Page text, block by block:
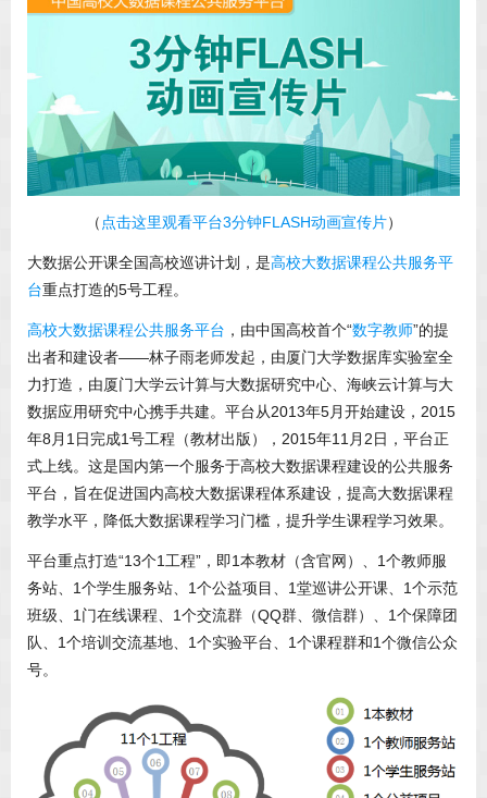
（ 点击这里观看平台3分钟FLASH动画宣传片）
大数据公开课全国高校巡讲计划，是高校大数据课程公共服务平
台重点打造的5号工程。
高校大数据课程公共服务平台 ，由中国高校首个“数字教师”的提
出者和建设者——林子雨老师发起，由厦门大学数据库实验室全
力打造，由厦门大学云计算与大数据研究中心、海峡云计算与大
数据应用研究中心携手共建。平台从2013年5月开始建设，2015
年8月1日完成1号工程（教材出版），2015年11月2日，平台正
式上线。这是国内第一个服务于高校大数据课程建设的公共服务
平台，旨在促进国内高校大数据课程体系建设，提高大数据课程
教学水平，降低大数据课程学习门槛，提升学生课程学习效果。
平台重点打造“13个1工程”，即1本教材（含官网）、1个教师服
务站、1个学生服务站、1个公益项目、1堂巡讲公开课、1个示范
班级、1门在线课程、1个交流群（QQ群、微信群）、1个保障团
队、1个培训交流基地、1个实验平台、1个课程群和1个微信公众
号。